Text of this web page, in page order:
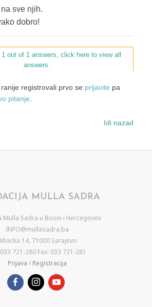
sve njih.
dobro!
out of 1 answers, click here to view all
answers.
registrovali prvo se prijavite pa
pitanje.
Idi nazad
MULLA SADRA
Mulla Sadra u Bosni i Hercegovini
INFO@mullasadra.ba
14, 71000 Sarajevo
721-280 Fax: 033 721-281
Prijava / Registracija